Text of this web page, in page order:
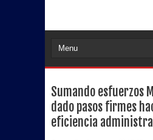
Sumando esfuerzos
dado pasos firmes
eficiencia